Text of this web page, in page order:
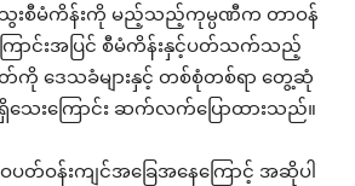
ေးစီမံကိန်းကို မည့်သည့်ကုမ္ပဏီက တာဝန်
ာင်းအပြင် စီမံကိန်းနှင့်ပတ်သက်သည့်
ဒေသခံများနှင့် တစ်စုံတစ်ရာ တွေ့ဆုံ
မရှိသေးကြောင်း ဆက်လက်ပြောထားသည်။
ပတ်ဝန်းကျင်အခြေအနေကြောင့် အဆိုပါ